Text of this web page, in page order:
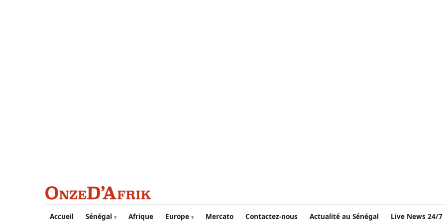
Aller au contenu principal
Accueil Sénégal Afrique Europe Mercato Contactez-nous Actualité au Sénégal Live News 24/7